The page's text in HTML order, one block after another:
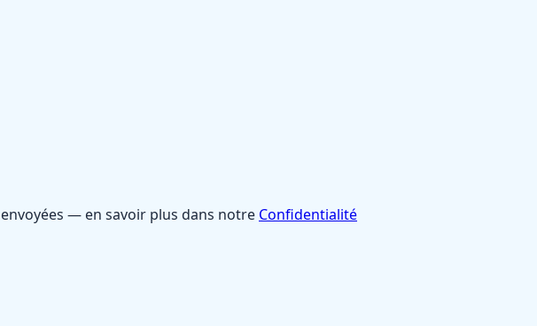
— en savoir plus dans notre Confidentialité